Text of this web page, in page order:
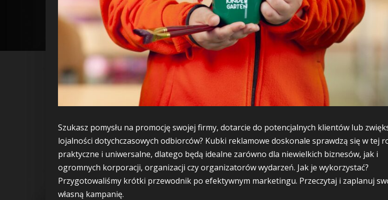
Szukasz pomysłu na promocję swojej firmy, dotarcie do potencjalnych klientów lub
lojalności dotychczasowych odbiorców? Kubki reklamowe doskonale sprawdzą się w tej
praktyczne i uniwersalne, dlatego będą idealne zarówno dla niewielkich biznesów, jak i
ogromnych korporacji, organizacji czy organizatorów wydarzeń. Jak je wykorzystać?
Przygotowaliśmy krótki przewodnik po efektywnym marketingu. Przeczytaj i zaplanuj
własną kampanię.